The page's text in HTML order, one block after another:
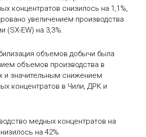
концентратов снизилось на 1,1%,
увеличением производства
(SX-EW) на 3,3%.
объемов добычи была
объемов производства в
и значительным снижением
концентратов в Чили, ДРК и
медных концентратов на
на 42%.